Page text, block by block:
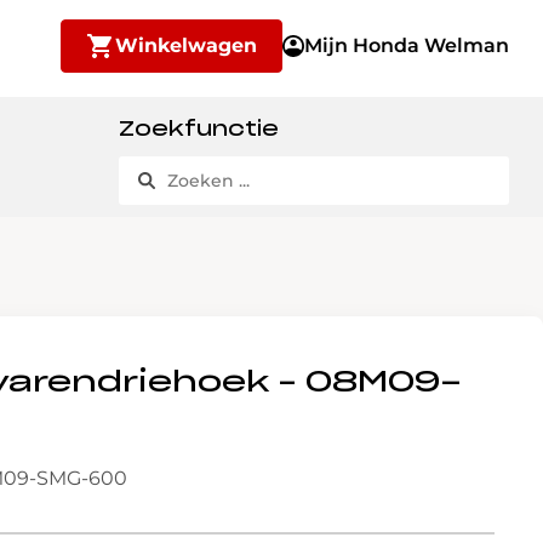
Winkelwagen Mijn Honda Welman
Zoekfunctie
– 08M09-
SMG-600